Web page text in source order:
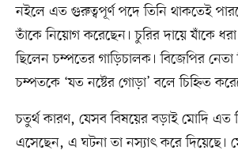
নইলে এত গুরুত্বপূর্ণ পদে তিনি থাকতেই
তাঁকে নিয়োগ করেছেন। চুরির দায়ে যাঁকে
ছিলেন চম্পতের গাড়িচালক। বিজেপির নেতা
চম্পতকে ‘যত নষ্টের গোড়া’ বলে চিহ্নিত
চতুর্থ কারণ, যেসব বিষয়ের বড়াই মোদি এত
এসেছেন, এ ঘটনা তা নস্যাৎ করে দিয়েছে।